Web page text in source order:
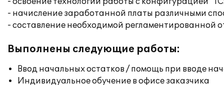
- начисление заработанной платы различными
- составление необходимой регламентированной
Выполнены следующие работы:
Ввод начальных остатков / помощь при вводе
Индивидуальное обучение в офисе заказчика